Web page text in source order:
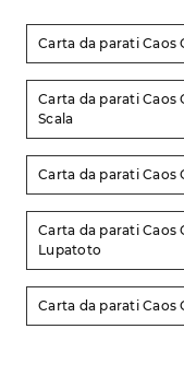
Carta da parati Caos
Carta da parati Caos
Scala
Carta da parati Caos
Carta da parati Caos
Lupatoto
Carta da parati Caos